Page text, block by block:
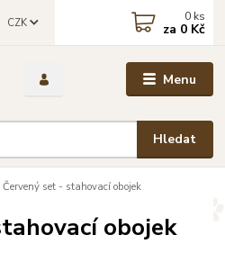
Menu
CZK
Hledat
0 ks
za 0 Kč
Červený set - stahovací obojek
obojek